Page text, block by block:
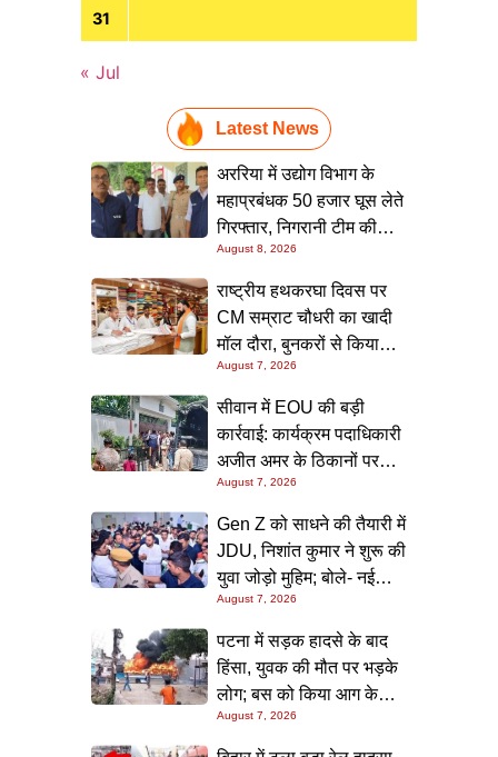
31
« Jul
Latest News
अररिया में उद्योग विभाग के
महाप्रबंधक 50 हजार घूस लेते
गिरफ्तार, निगरानी टीम की
छापेमारी; आवास से बरामद हुई
रिश्वत की रकम
August 8, 2026
राष्ट्रीय हथकरघा दिवस पर
CM सम्राट चौधरी का खादी
मॉल दौरा, बुनकरों से किया
संवाद और स्वदेशी उत्पादों को
बढ़ावा देने की अपील
August 7, 2026
सीवान में EOU की बड़ी
कार्रवाई: कार्यक्रम पदाधिकारी
अजीत अमर के ठिकानों पर
छापा, 40 लाख के आभूषण
समेत करोड़ों की संपत्ति की
जांच शुरू
August 7, 2026
Gen Z को साधने की तैयारी में
JDU, निशांत कुमार ने शुरू की
युवा जोड़ो मुहिम; बोले- नई
पीढ़ी तक पहुंचाएं नीतीश
सरकार के 20 सालों के काम
August 7, 2026
पटना में सड़क हादसे के बाद
हिंसा, युवक की मौत पर भड़के
लोग; बस को किया आग के
हवाले, पुलिस और मीडिया पर
भी हमला
August 7, 2026